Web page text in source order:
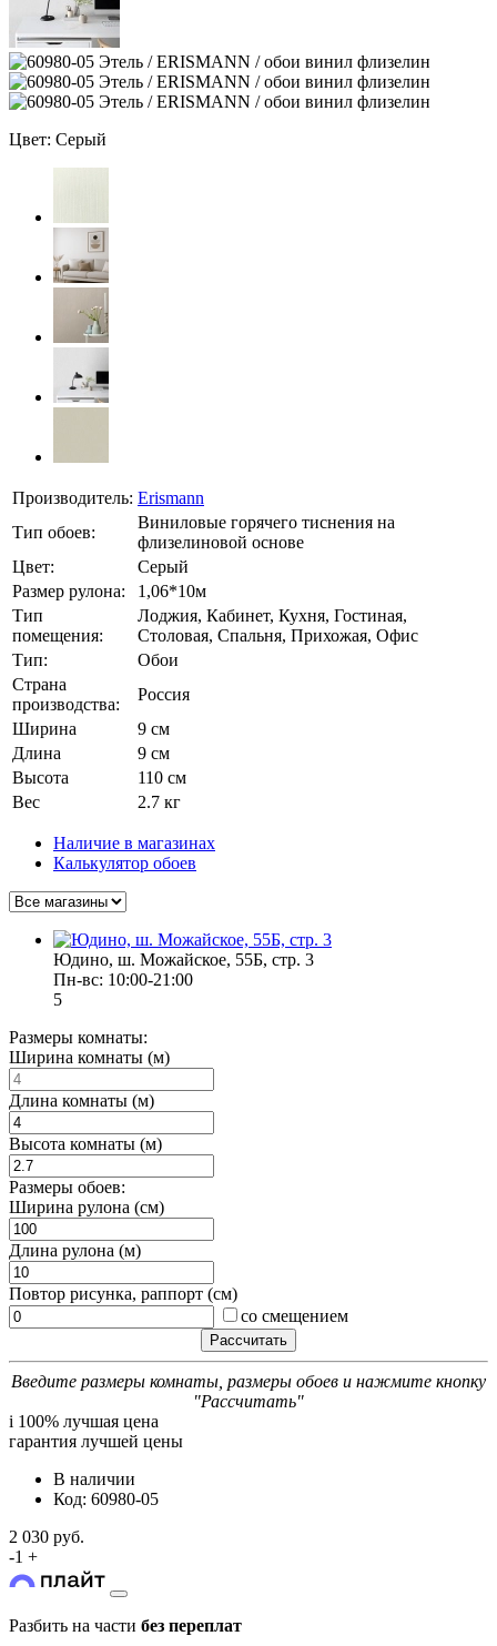
Цвет: Серый
Производитель: Erismann
Тип обоев:
Виниловые горячего тиснения на
флизелиновой основе
Цвет:
Серый
Размер рулона:
1,06*10м
Тип
помещения:
Лоджия, Кабинет, Кухня, Гостиная,
Столовая, Спальня, Прихожая, Офис
Тип:
Обои
Страна
производства:
Россия
Ширина
9 см
Длина
9 см
Высота
110 см
Вес
2.7 кг
Наличие в магазинах
Калькулятор обоев
Юдино, ш. Можайское, 55Б, стр. 3
Пн-вс: 10:00-21:00
5
Размеры комнаты:
Ширина комнаты (м)
Длина комнаты (м)
Высота комнаты (м)
Размеры обоев:
Ширина рулона (см)
Длина рулона (м)
Повтор рисунка, раппорт (см)
со смещением
Введите размеры комнаты, размеры обоев и нажмите кнопку
"Рассчитать"
i 100% лучшая цена
гарантия лучшей цены
В наличии
Код: 60980-05
2 030 руб.
-1 +
Разбить на части без переплат